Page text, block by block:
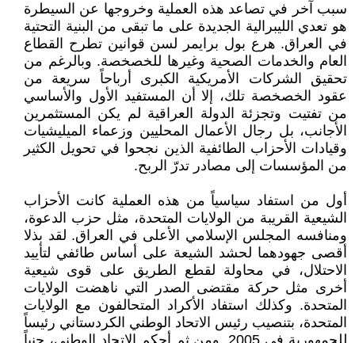
سبب آخر في تصاعد هذه العملية وخروجها عن السيطرة
هو تعدي الليبرالية الجديدة على ما تبقى من البنية التحتية
في العراق. هرع بول برايمر لسن قوانين تطرح القطاع
العام والخدمات الصحية وغيرها للخصخصة. وبالرغم من
تحقيق الشركات الأمريكية الكبرى أرباحاً سريعة من
عقود الخصخصة تلك، إلا أن المستفيد الأول والأساسي
من تفتيت وتجزئة الدولة العراقية لم يكن المستثمرين
الأجانب، بل رجال الأعمال المحليين وزعماء الميليشيات
وقيادات الأحزاب الطائفية الذين نجحوا في تحويل الكثير
من المؤسسات إلى مصادر تدرّ الربح.
أول من استفاد سياسياً من هذه العملية كانت الأحزاب
الشيعية القريبة من الولايات المتحدة، مثل حزب الدعوة،
ومنافسه المجلس الإسلامي الأعلى في العراق. لقد بذلا
أقصى جهودهما لحشد الشيعة على أساس طائفي لتأييد
الاحتلال، في محاولة لقطع الطريق على قوى شيعية
أخرى مثل حركة مقتضى الصدر التي ناهضت الولايات
المتحدة. وكذلك استفاد الأكراد المتحالفون مع الولايات
المتحدة، بتنصيب رئيس الاتحاد الوطني الكردستاني رئيساً